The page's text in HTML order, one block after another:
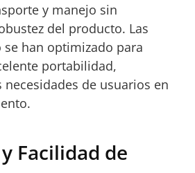
y manejo sin
del producto. Las
se han optimizado para
portabilidad,
necesidades de usuarios en
Facilidad de